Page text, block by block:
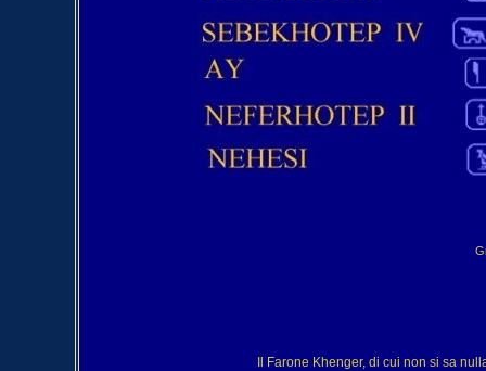
Il Farone Khenger, di cui non si sa